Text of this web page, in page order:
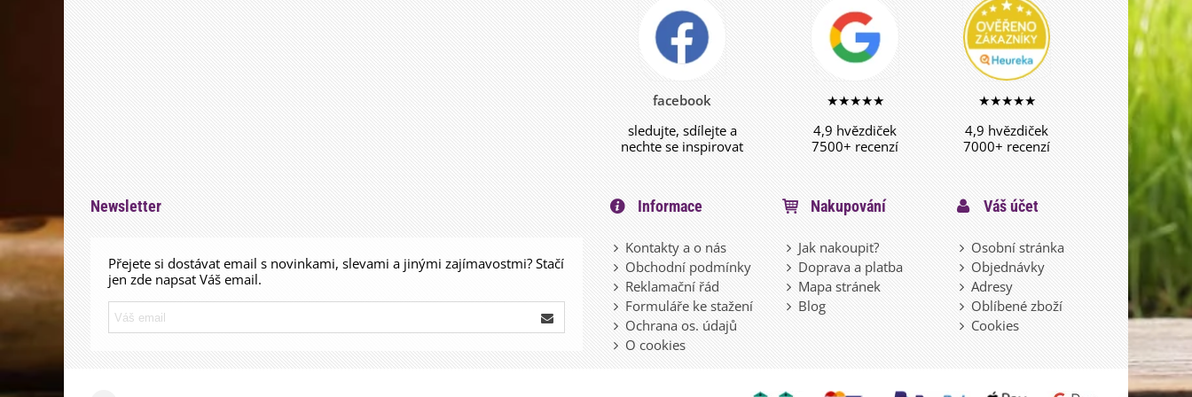
facebook
sledujte, sdílejte a
nechte se inspirovat
★★★★★
4,9 hvězdiček
7500+ recenzí
★★★★★
4,9 hvězdiček
7000+ recenzí
Newsletter
Přejete si dostávat email s novinkami, slevami a jinými zajímavostmi? Stačí
jen zde napsat Váš email.
Informace
Kontakty a o nás
Obchodní podmínky
Reklamační řád
Formuláře ke stažení
Ochrana os. údajů
O cookies
Nakupování
Jak nakoupit?
Doprava a platba
Mapa stránek
Blog
Váš účet
Osobní stránka
Objednávky
Adresy
Oblíbené zboží
Cookies